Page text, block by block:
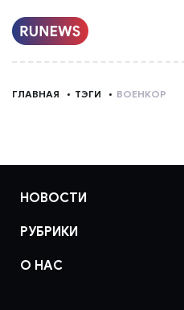
О
НАС
ГЛАВНАЯ ТЭГИ ВОЕНКОР
НОВОСТИ
РУБРИКИ
О НАС